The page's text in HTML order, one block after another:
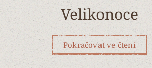
Velikonoce
Pokračovat ve čtení